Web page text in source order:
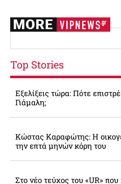
Top Stories
Εξελίξεις τώρα: Πότε
Γιάμαλη;
Κώστας Καραφώτης: Η
την επτά μηνών κόρη του
Στο νέο τεύχος του «UR»